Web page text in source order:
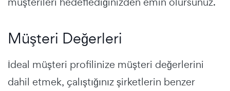
Müşteri Değerleri
İdeal müşteri profilinize müşteri değerlerini
dahil etmek, çalıştığınız şirketlerin benzer